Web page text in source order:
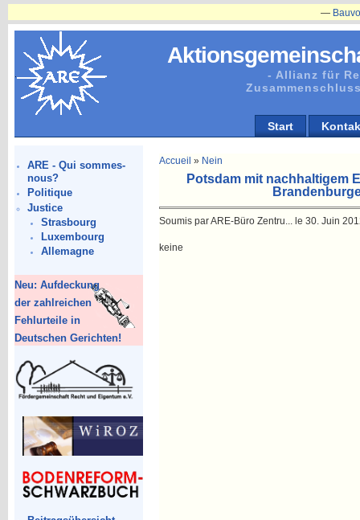
- Allianz für
Start
ARE - Qui sommes-
nous?
Politique
Justice
Strasbourg
Luxembourg
Allemagne
Neu: Aufdeckung
der zahlreichen
Fehlurteile in
Deutschen Gerichten!
Accueil » Nein
Potsdam mit nachhaltigem
Soumis par ARE-Büro Zentru... le 30. Juin
keine